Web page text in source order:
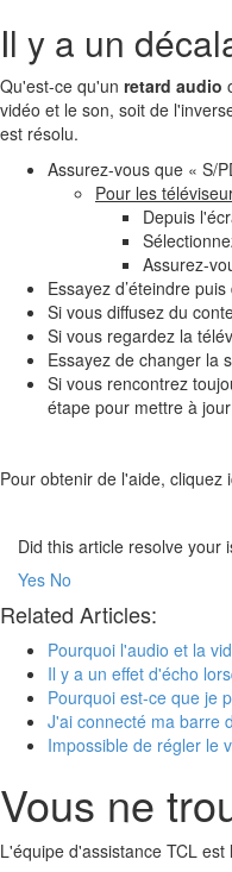
Il y a un
Qu'est-ce qu'un retard audio
vidéo et le son, soit de
est résolu.
Assurez-vous que « S/
Pour les
Depuis
Assurez-
Essayez d’éteindre
Si vous diffusez du
Si vous regardez la
Essayez de changer la
Si vous rencontrez
étape pour mettre à
Pour obtenir de l'aide, cliquez
Did this article resolve your
Yes No
Related Articles:
Pourquoi l'audio et la
Il y a un effet d'écho
Pourquoi est-ce que je
J'ai connecté ma barre
Impossible de régler le
Vous ne
L'équipe d'assistance TCL est